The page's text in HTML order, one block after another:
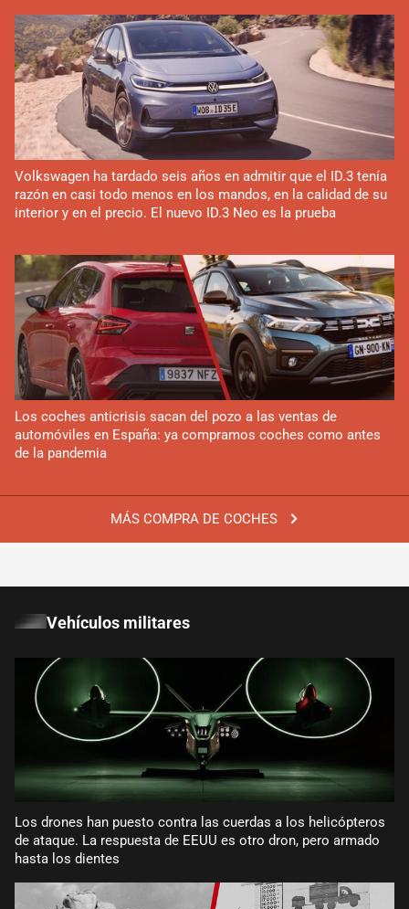
MÁS COMPRA DE COCHES
Volkswagen ha tardado seis años en admitir que el ID.3 tenía
razón en casi todo menos en los mandos, en la calidad de su
interior y en el precio. El nuevo ID.3 Neo es la prueba
Los coches anticrisis sacan del pozo a las ventas de
automóviles en España: ya compramos coches como antes
de la pandemia
Vehículos militares
Los drones han puesto contra las cuerdas a los helicópteros
de ataque. La respuesta de EEUU es otro dron, pero armado
hasta los dientes